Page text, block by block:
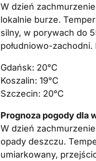
W dzień
lokalnie burze.
silny, w porywach do
południowo-
Gdańsk: 20°C
Koszalin: 19°C
Szczecin: 20°C
Prognoza pogody dla
W dzień
opady deszczu.
umiarkowany,